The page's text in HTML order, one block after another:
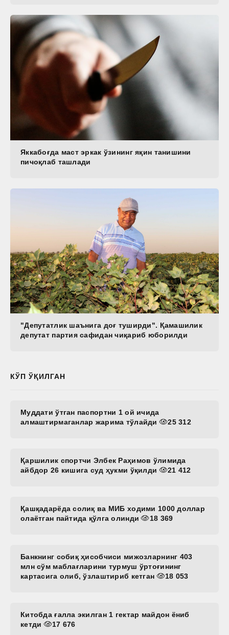
Яккабоғда маст эркак ўзининг яқин танишини
пичоқлаб ташлади
"Депутатлик шаънига доғ туширди". Қамашилик
депутат партия сафидан чиқариб юборилди
КЎП ЎҚИЛГАН
Муддати ўтган паспортни 1 ой ичида
алмаштирмаганлар жарима тўлайди
25 312
Қаршилик спортчи Элбек Раҳимов ўлимида
айбдор 26 кишига суд ҳукми ўқилди
21 412
Қашқадарёда солиқ ва МИБ ходими 1000 доллар
олаётган пайтида қўлга олинди
18 369
Банкнинг собиқ ҳисобчиси мижозларнинг 403
млн сўм маблағларини турмуш ўртоғининг
картасига олиб, ўзлаштириб кетган
18 053
Китобда ғалла экилган 1 гектар майдон ёниб
кетди
17 676